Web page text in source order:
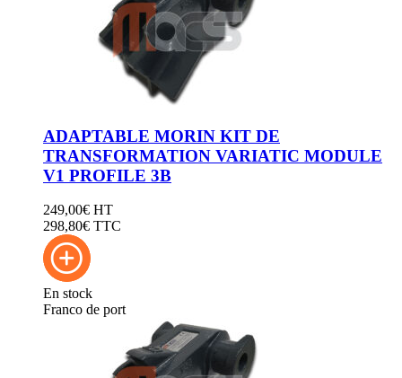
ADAPTABLE MORIN KIT DE
TRANSFORMATION VARIATIC MODULE
V1 PROFILE 3B
249,00€ HT
298,80€ TTC
En stock
Franco de port